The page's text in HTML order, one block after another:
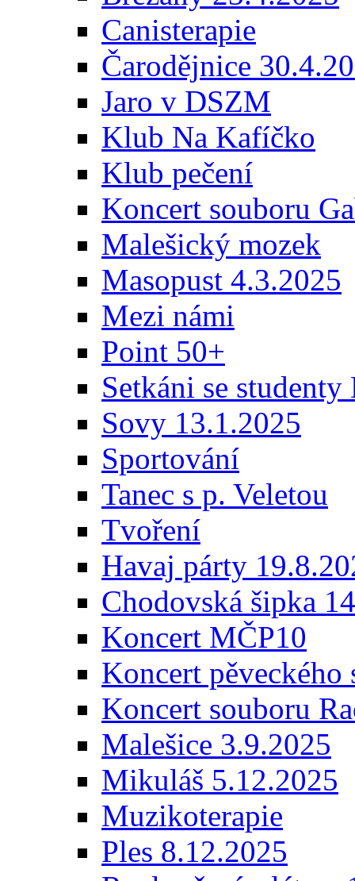
Canisterapie
Čarodějnice
Jaro v DSZM
Klub Na Kafíčko
Klub pečení
Koncert souboru
Malešický mozek
Masopust 4.3.2025
Mezi námi
Point 50+
Setkáni se
Sovy 13.1.2025
Sportování
Tanec s p. Veletou
Tvoření
Havaj párty
Chodovská šipka
Koncert MČP10
Koncert pěveckého
Koncert souboru
Malešice 3.9.2025
Mikuláš 5.12.2025
Muzikoterapie
Ples 8.12.2025